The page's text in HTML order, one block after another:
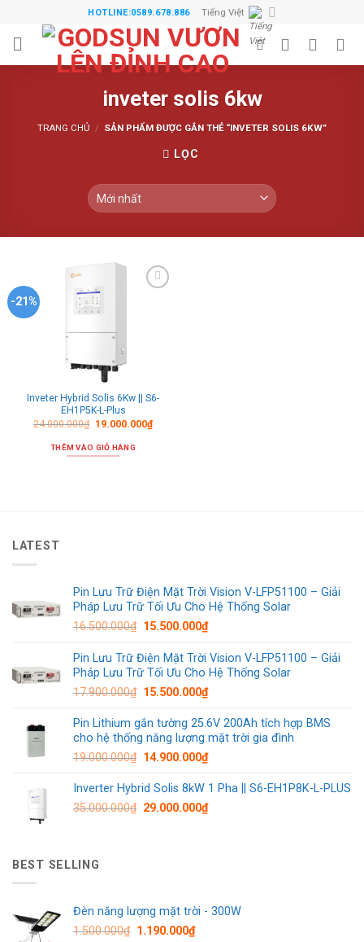
HOTLINE:0589.678.886 Tiếng Việt
inveter solis 6kw
TRANG CHỦ / SẢN PHẨM ĐƯỢC GẮN THẺ “INVETER SOLIS 6KW”
LỌC
-21%
Inveter Hybrid Solis 6Kw || S6-
EH1P5K-L-Plus
24.000.000₫ 19.000.000₫
THÊM VÀO GIỎ HÀNG
LATEST
Pin Lưu Trữ Điện Mặt Trời Vision V-LFP51100 – Giải
Pháp Lưu Trữ Tối Ưu Cho Hệ Thống Solar
16.500.000₫ 15.500.000₫
Pin Lưu Trữ Điện Mặt Trời Vision V-LFP51100 – Giải
Pháp Lưu Trữ Tối Ưu Cho Hệ Thống Solar
17.900.000₫ 15.500.000₫
Pin Lithium gắn tường 25.6V 200Ah tích hợp BMS
cho hệ thống năng lượng mặt trời gia đình
19.000.000₫ 14.900.000₫
Inverter Hybrid Solis 8kW 1 Pha || S6-EH1P8K-L-PLUS
35.000.000₫ 29.000.000₫
BEST SELLING
Đèn năng lượng mặt trời - 300W
1.500.000₫ 1.190.000₫